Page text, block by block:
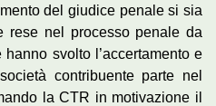
del giudice penale si sia
rese nel processo penale da
svolto l’accertamento e
contribuente parte nel
la CTR in motivazione il